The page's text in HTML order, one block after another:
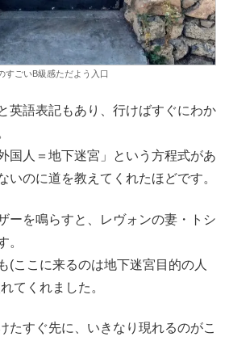
すごいB級感ただよう入口
英語表記もあり、行けばすぐにわか
国人＝地下迷宮」という方程式があ
いのに道を教えてくれたほどです。
ーを鳴らすと、レヴォンの妻・トシ
。
(ここに来るのは地下迷宮目的の人
てくれました。
たすぐ先に、いきなり現れるのがこ